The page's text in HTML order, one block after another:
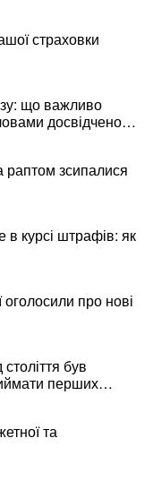
страховки
що важливо
досвідченої
раптом зсипалися
в курсі штрафів: як
оголосили про нові
був
перших
та